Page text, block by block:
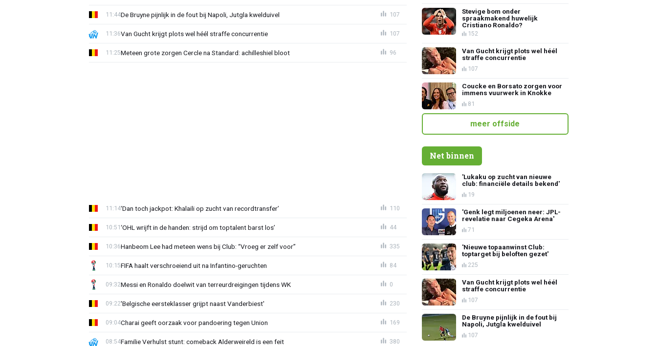
De Bruyne pijnlijk in de fout bij Napoli, Jutgla kwelduivel
11:44 107
Van Gucht krijgt plots wel héél straffe concurrentie
11:36 107
Meteen grote zorgen Cercle na Standard: achilleshiel bloot
11:25 96
‘Dan toch jackpot: Khalaili op zucht van recordtransfer’
11:14 110
‘OHL wrijft in de handen: strijd om toptalent barst los’
10:51 44
Hanbeom Lee had meteen wens bij Club: “Vroeg er zelf voor”
10:36 335
FIFA haalt verschroeiend uit na Infantino-geruchten
10:15 84
Messi en Ronaldo doelwit van terreurdreigingen tijdens WK
09:32 0
'Belgische eersteklasser grijpt naast Vanderbiest'
09:22 230
Charai geeft oorzaak voor pandoering tegen Union
09:04 169
Familie Verhulst stunt: comeback Alderweireld is een feit
08:54 380
Stevige bom onder
spraakmakend huwelijk
Cristiano Ronaldo?
152
Van Gucht krijgt plots wel héél
straffe concurrentie
107
Coucke en Borsato zorgen voor
immens vuurwerk in Knokke
81
meer offside
Net binnen
'Lukaku op zucht van nieuwe
club: financiële details bekend'
19
'Genk legt miljoenen neer: JPL-
revelatie naar Cegeka Arena'
71
'Nieuwe topaanwinst Club:
toptarget bij beloften gezet'
225
Van Gucht krijgt plots wel héél
straffe concurrentie
107
De Bruyne pijnlijk in de fout bij
Napoli, Jutgla kwelduivel
107